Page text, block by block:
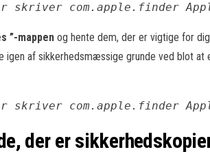
com.apple.finder
”-mappen og hente dem, der er vigtige for
igen af sikkerhedsmæssige grunde ved blot at
com.apple.finder
der er